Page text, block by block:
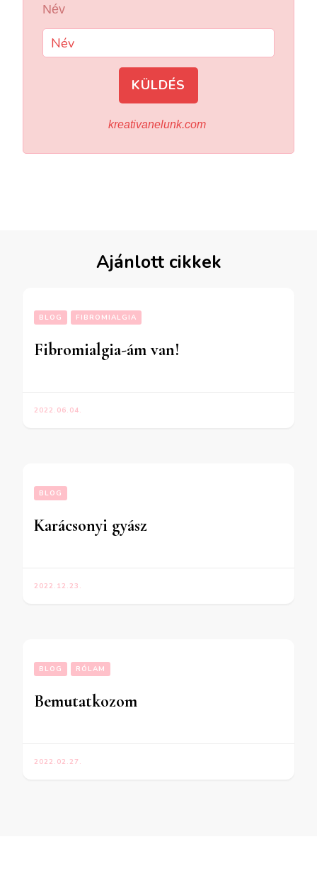
Név
KÜLDÉS
kreativanelunk.com
Ajánlott cikkek
BLOG FIBROMIALGIA
Fibromialgia-ám van!
2022.06.04.
BLOG
Karácsonyi gyász
2022.12.23.
BLOG RÓLAM
Bemutatkozom
2022.02.27.